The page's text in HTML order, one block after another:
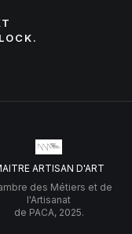
ARTISAN D'ART
des Métiers et de
l'Artisanat
de PACA, 2025.